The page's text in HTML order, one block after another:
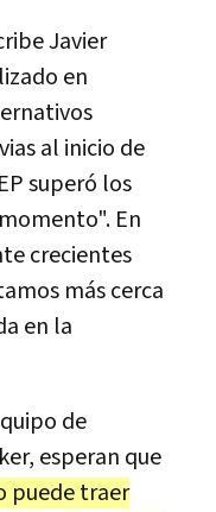
Javier
en
al inicio de
superó los
En
crecientes
más cerca
en la
de
esperan que
puede traer